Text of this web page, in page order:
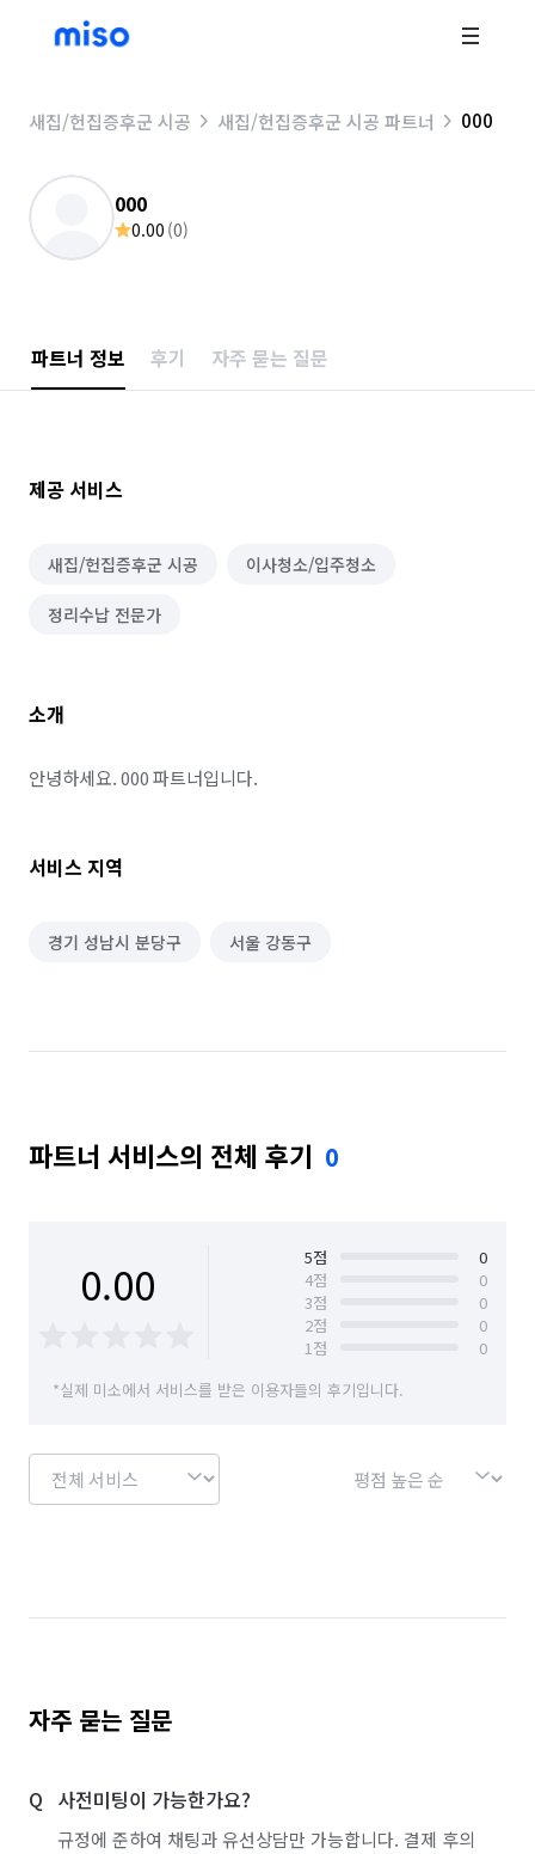
새집/헌집증후군 시공 새집/헌집증후군 시공 파트너 000
000
0.00 (0)
파트너 정보 후기 자주 묻는 질문
제공 서비스
새집/헌집증후군 시공 이사청소/입주청소
정리수납 전문가
소개
안녕하세요. 000 파트너입니다.
서비스 지역
경기 성남시 분당구 서울 강동구
파트너 서비스의 전체 후기 0
0.00 5점
0
4점
0
3점
0
2점
0
1점
0
*실제 미소에서 서비스를 받은 이용자들의 후기입니다.
자주 묻는 질문
사전미팅이 가능한가요?
규정에 준하여 채팅과 유선상담만 가능합니다. 결제 후의